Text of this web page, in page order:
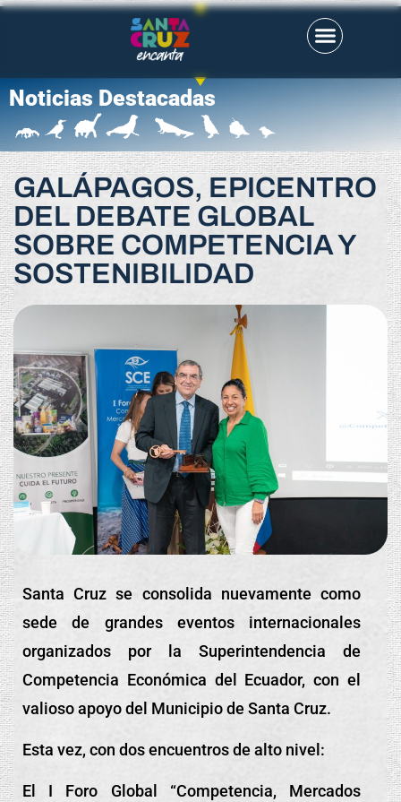
Noticias Destacadas
GALÁPAGOS, EPICENTRO
DEL DEBATE GLOBAL
SOBRE COMPETENCIA Y
SOSTENIBILIDAD
Santa Cruz se consolida nuevamente como
sede de grandes eventos internacionales
organizados por la Superintendencia de
Competencia Económica del Ecuador, con el
valioso apoyo del Municipio de Santa Cruz.
Esta vez, con dos encuentros de alto nivel:
El I Foro Global “Competencia, Mercados